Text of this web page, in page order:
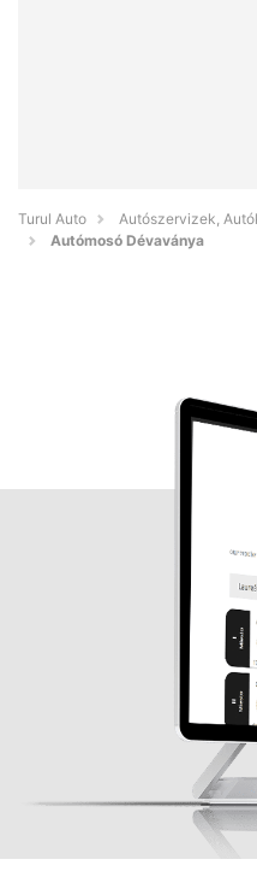
Turul Auto
Autószervizek,
Autómosó Dévaványa